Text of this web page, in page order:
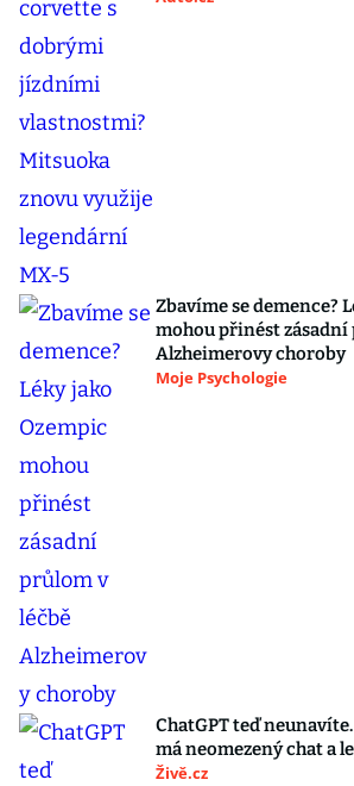
Zbavíme se demence?
mohou přinést zásadní
Alzheimerovy choroby
Moje Psychologie
ChatGPT teď
má neomezený chat a
Živě.cz